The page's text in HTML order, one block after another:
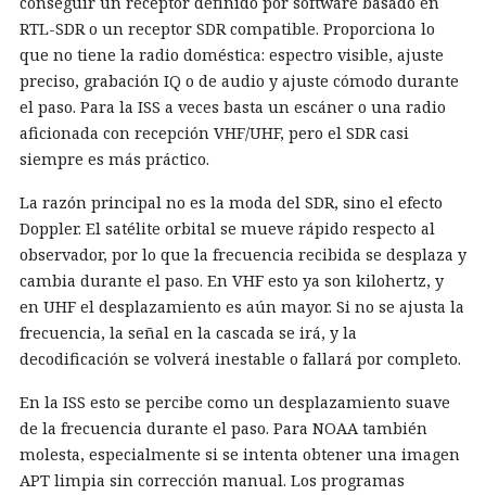
RTL-SDR o un receptor SDR compatible. Proporciona lo
que no tiene la radio doméstica: espectro visible, ajuste
preciso, grabación IQ o de audio y ajuste cómodo durante
el paso. Para la ISS a veces basta un escáner o una radio
aficionada con recepción VHF/UHF, pero el SDR casi
siempre es más práctico.
La razón principal no es la moda del SDR, sino el efecto
Doppler. El satélite orbital se mueve rápido respecto al
observador, por lo que la frecuencia recibida se desplaza y
cambia durante el paso. En VHF esto ya son kilohertz, y
en UHF el desplazamiento es aún mayor. Si no se ajusta la
frecuencia, la señal en la cascada se irá, y la
decodificación se volverá inestable o fallará por completo.
En la ISS esto se percibe como un desplazamiento suave
de la frecuencia durante el paso. Para NOAA también
molesta, especialmente si se intenta obtener una imagen
APT limpia sin corrección manual. Los programas